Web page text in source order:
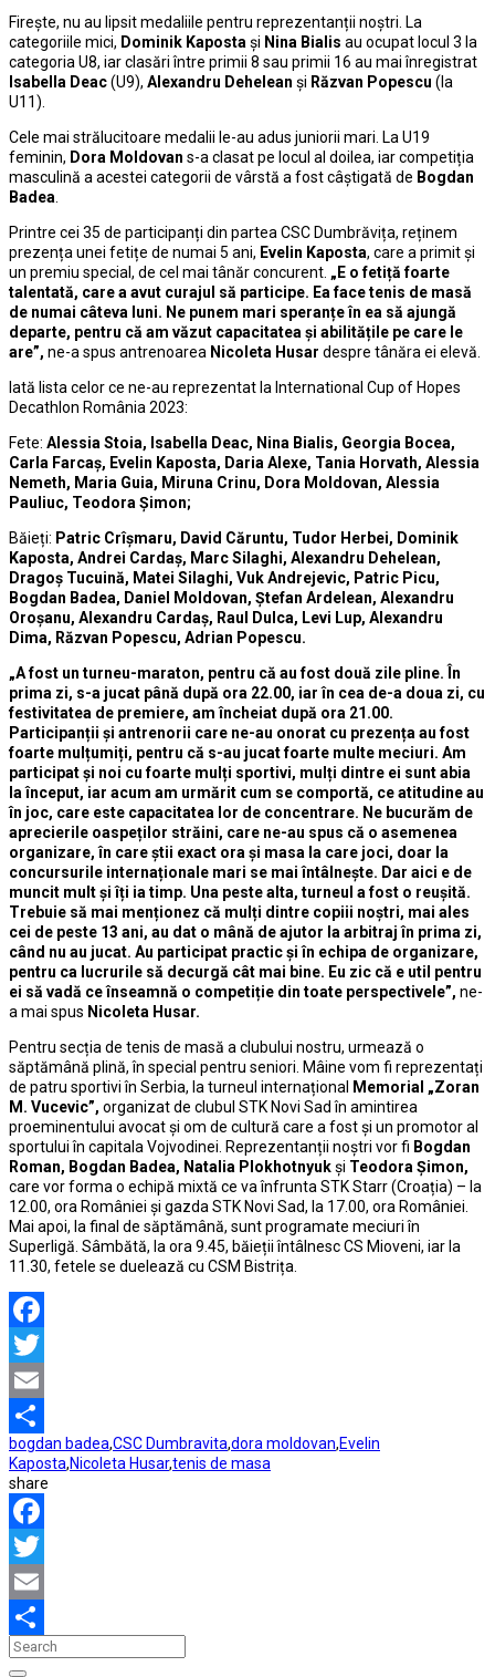
Firește, nu au lipsit medaliile pentru reprezentanții noștri. La
categoriile mici, Dominik Kaposta și Nina Bialis au ocupat locul 3 la
categoria U8, iar clasări între primii 8 sau primii 16 au mai înregistrat
Isabella Deac(U9), Alexandru Dehelean și Răzvan Popescu (la
U11).
Cele mai strălucitoare medalii le-au adus juniorii mari. La U19
feminin, Dora Moldovan s-a clasat pe locul al doilea, iar competiția
masculină a acestei categorii de vârstă a fost câștigată de Bogdan
Badea
Printre cei 35 de participanți din partea CSC Dumbrăvița, reținem
prezența unei fetițe de numai 5 ani, Evelin Kaposta, care a primit și
un premiu special, de cel mai tânăr concurent. „E o fetiță foarte
talentată, care a avut curajul să participe. Ea face tenis de masă
de numai câteva luni. Ne punem mari speranțe în ea să ajungă
departe, pentru că am văzut capacitatea și abilitățile pe care le
are”, ne-a spus antrenoarea Nicoleta Husar despre tânăra ei elevă.
Iată lista celor ce ne-au reprezentat la International Cup of Hopes
Decathlon România 2023:
Fete: Alessia Stoia, Isabella Deac, Nina Bialis, Georgia Bocea,
Carla Farcaș, Evelin Kaposta, Daria Alexe, Tania Horvath, Alessia
Nemeth, Maria Guia, Miruna Crinu, Dora Moldovan, Alessia
Pauliuc, Teodora Șimon;
Băieți: Patric Crîșmaru, David Căruntu, Tudor Herbei, Dominik
Kaposta, Andrei Cardaș, Marc Silaghi, Alexandru Dehelean,
Dragoș Tucuină, Matei Silaghi, Vuk Andrejevic, Patric Picu,
Bogdan Badea, Daniel Moldovan, Ștefan Ardelean, Alexandru
Oroșanu, Alexandru Cardaș, Raul Dulca, Levi Lup, Alexandru
Dima, Răzvan Popescu, Adrian Popescu.
„A fost un turneu-maraton, pentru că au fost două zile pline. În
prima zi, s-a jucat până după ora 22.00, iar în cea de-a doua zi, cu
festivitatea de premiere, am încheiat după ora 21.00.
Participanții și antrenorii care ne-au onorat cu prezența au fost
foarte mulțumiți, pentru că s-au jucat foarte multe meciuri. Am
participat și noi cu foarte mulți sportivi, mulți dintre ei sunt abia
la început, iar acum am urmărit cum se comportă, ce atitudine au
în joc, care este capacitatea lor de concentrare. Ne bucurăm de
aprecierile oaspeților străini, care ne-au spus că o asemenea
organizare, în care știi exact ora și masa la care joci, doar la
concursurile internaționale mari se mai întâlnește. Dar aici e de
muncit mult și îți ia timp. Una peste alta, turneul a fost o reușită.
Trebuie să mai menționez că mulți dintre copiii noștri, mai ales
cei de peste 13 ani, au dat o mână de ajutor la arbitraj în prima zi,
când nu au jucat. Au participat practic și în echipa de organizare,
pentru ca lucrurile să decurgă cât mai bine. Eu zic că e util pentru
ei să vadă ce înseamnă o competiție din toate perspectivele”, ne-
a mai spus Nicoleta Husar.
Pentru secția de tenis de masă a clubului nostru, urmează o
săptămână plină, în special pentru seniori. Mâine vom fi reprezentați
de patru sportivi în Serbia, la turneul internațional
Memorial „Zoran
M. Vucevic”, organizat de clubul STK Novi Sad în amintirea
proeminentului avocat și om de cultură care a fost și un promotor al
sportului în capitala Vojvodinei. Reprezentanții noștri vor fi Bogdan
Roman, Bogdan Badea, Natalia Plokhotnyukși Teodora Șimon,
care vor forma o echipă mixtă ce va înfrunta STK Starr (Croația) – la
12.00, ora României și gazda STK Novi Sad, la 17.00, ora României.
Mai apoi, la final de săptămână, sunt programate meciuri în
Superligă. Sâmbătă, la ora 9.45, băieții întâlnesc CS Mioveni, iar la
11.30, fetele se duelează cu CSM Bistrița.
Facebook
Twitter
Email
Partajează
bogdan badea,CSC Dumbravita,dora moldovan,Evelin
Kaposta,Nicoleta Husar,tenis de masa
share
Facebook
Twitter
Email
Partajează